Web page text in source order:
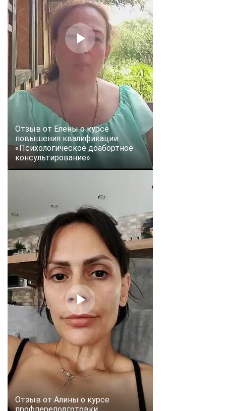
Отзыв от Елены о курсе
повышения квалификации
«Психологическое доабортное
консультирование»
Отзыв от Алины о курсе
ChatApp
online
Мессенджеры
Свяжитесь с нами через любой удобный мессенджер!
WhatsApp